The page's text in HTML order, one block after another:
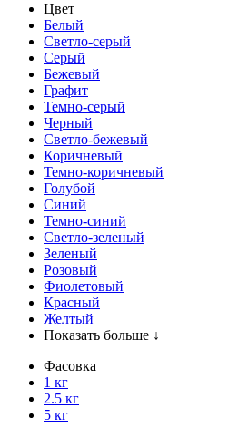
Цвет
Белый
Светло-серый
Серый
Бежевый
Графит
Темно-серый
Черный
Светло-бежевый
Коричневый
Темно-коричневый
Голубой
Синий
Темно-синий
Светло-зеленый
Зеленый
Розовый
Фиолетовый
Красный
Желтый
Показать больше ↓
Фасовка
1 кг
2.5 кг
5 кг